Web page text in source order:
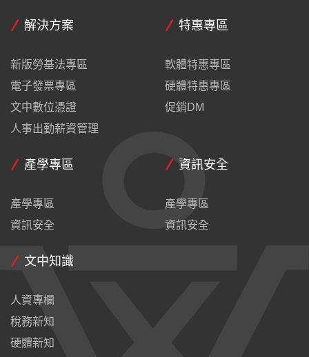
解決方案
新版勞基法專區
電子發票專區
文中數位憑證
人事出勤薪資管理
特惠專區
軟體特惠專區
硬體特惠專區
促銷DM
產學專區
產學專區
資訊安全
資訊安全
產學專區
資訊安全
文中知識
人資專欄
稅務新知
硬體新知